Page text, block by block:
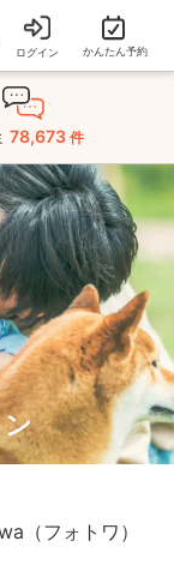
ログイン かんたん予約
78,673 件
（フォトワ）